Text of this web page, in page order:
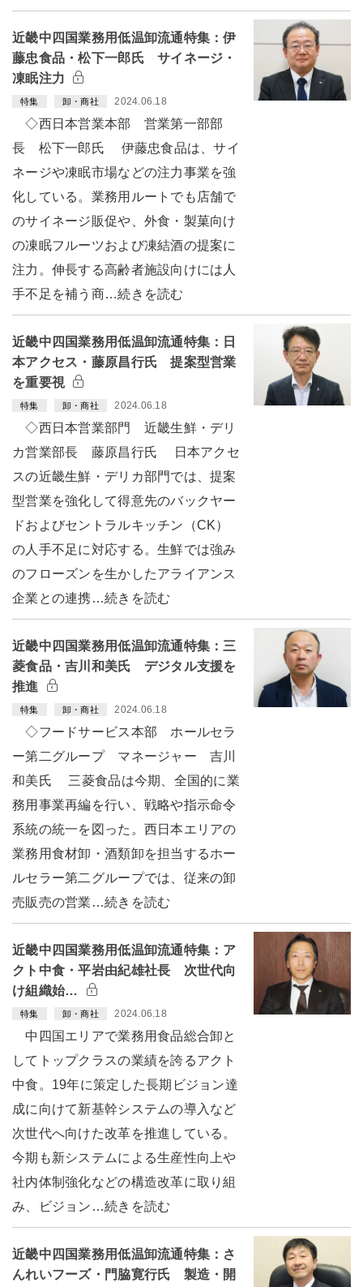
近畿中四国業務用低温卸流通特集：伊
藤忠食品・松下一郎氏 サイネージ・
凍眠注力
特集 卸・商社 2024.06.18
◇西日本営業本部 営業第一部部
長 松下一郎氏 伊藤忠食品は、サイ
ネージや凍眠市場などの注力事業を強
化している。業務用ルートでも店舗で
のサイネージ販促や、外食・製菓向け
の凍眠フルーツおよび凍結酒の提案に
注力。伸長する高齢者施設向けには人
手不足を補う商…続きを読む
近畿中四国業務用低温卸流通特集：日
本アクセス・藤原昌行氏 提案型営業
を重要視
特集 卸・商社 2024.06.18
◇西日本営業部門 近畿生鮮・デリ
カ営業部長 藤原昌行氏 日本アクセ
スの近畿生鮮・デリカ部門では、提案
型営業を強化して得意先のバックヤー
ドおよびセントラルキッチン（CK）
の人手不足に対応する。生鮮では強み
のフローズンを生かしたアライアンス
企業との連携…続きを読む
近畿中四国業務用低温卸流通特集：三
菱食品・吉川和美氏 デジタル支援を
推進
特集 卸・商社 2024.06.18
◇フードサービス本部 ホールセラ
ー第二グループ マネージャー 吉川
和美氏 三菱食品は今期、全国的に業
務用事業再編を行い、戦略や指示命令
系統の統一を図った。西日本エリアの
業務用食材卸・酒類卸を担当するホー
ルセラー第二グループでは、従来の卸
売販売の営業…続きを読む
近畿中四国業務用低温卸流通特集：ア
クト中食・平岩由紀雄社長 次世代向
け組織始…
特集 卸・商社 2024.06.18
中四国エリアで業務用食品総合卸と
してトップクラスの業績を誇るアクト
中食。19年に策定した長期ビジョン達
成に向けて新基幹システムの導入など
次世代へ向けた改革を推進している。
今期も新システムによる生産性向上や
社内体制強化などの構造改革に取り組
み、ビジョン…続きを読む
近畿中四国業務用低温卸流通特集：さ
んれいフーズ・門脇寛行氏 製造・開